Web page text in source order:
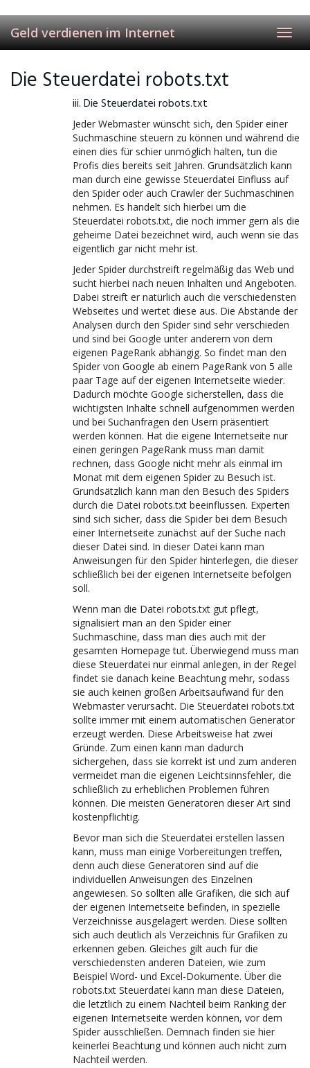
to
main
content
Geld verdienen im Internet
Die Steuerdatei robots.txt
iii. Die Steuerdatei robots.txt
Jeder Webmaster wünscht sich, den Spider einer
Suchmaschine steuern zu können und während die
einen dies für schier unmöglich halten, tun die
Profis dies bereits seit Jahren. Grundsätzlich kann
man durch eine gewisse Steuerdatei Einfluss auf
den Spider oder auch Crawler der Suchmaschinen
nehmen. Es handelt sich hierbei um die
Steuerdatei robots.txt, die noch immer gern als die
geheime Datei bezeichnet wird, auch wenn sie das
eigentlich gar nicht mehr ist.
Jeder Spider durchstreift regelmäßig das Web und
sucht hierbei nach neuen Inhalten und Angeboten.
Dabei streift er natürlich auch die verschiedensten
Webseites und wertet diese aus. Die Abstände der
Analysen durch den Spider sind sehr verschieden
und sind bei Google unter anderem von dem
eigenen PageRank abhängig. So findet man den
Spider von Google ab einem PageRank von 5 alle
paar Tage auf der eigenen Internetseite wieder.
Dadurch möchte Google sicherstellen, dass die
wichtigsten Inhalte schnell aufgenommen werden
und bei Suchanfragen den Usern präsentiert
werden können. Hat die eigene Internetseite nur
einen geringen PageRank muss man damit
rechnen, dass Google nicht mehr als einmal im
Monat mit dem eigenen Spider zu Besuch ist.
Grundsätzlich kann man den Besuch des Spiders
durch die Datei robots.txt beeinflussen. Experten
sind sich sicher, dass die Spider bei dem Besuch
einer Internetseite zunächst auf der Suche nach
dieser Datei sind. In dieser Datei kann man
Anweisungen für den Spider hinterlegen, die dieser
schließlich bei der eigenen Internetseite befolgen
soll.
Wenn man die Datei robots.txt gut pflegt,
signalisiert man an den Spider einer
Suchmaschine, dass man dies auch mit der
gesamten Homepage tut. Überwiegend muss man
diese Steuerdatei nur einmal anlegen, in der Regel
findet sie danach keine Beachtung mehr, sodass
sie auch keinen großen Arbeitsaufwand für den
Webmaster verursacht. Die Steuerdatei robots.txt
sollte immer mit einem automatischen Generator
erzeugt werden. Diese Arbeitsweise hat zwei
Gründe. Zum einen kann man dadurch
sichergehen, dass sie korrekt ist und zum anderen
vermeidet man die eigenen Leichtsinnsfehler, die
schließlich zu erheblichen Problemen führen
können. Die meisten Generatoren dieser Art sind
kostenpflichtig.
Bevor man sich die Steuerdatei erstellen lassen
kann, muss man einige Vorbereitungen treffen,
denn auch diese Generatoren sind auf die
individuellen Anweisungen des Einzelnen
angewiesen. So sollten alle Grafiken, die sich auf
der eigenen Internetseite befinden, in spezielle
Verzeichnisse ausgelagert werden. Diese sollten
sich auch deutlich als Verzeichnis für Grafiken zu
erkennen geben. Gleiches gilt auch für die
verschiedensten anderen Dateien, wie zum
Beispiel Word- und Excel-Dokumente. Über die
robots.txt Steuerdatei kann man diese Dateien,
die letztlich zu einem Nachteil beim Ranking der
eigenen Internetseite werden können, vor dem
Spider ausschließen. Demnach finden sie hier
keinerlei Beachtung und können auch nicht zum
Nachteil werden.